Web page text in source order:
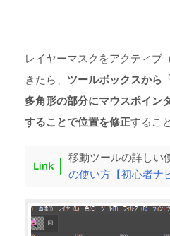
レイヤーマスクをアクティブ
きたら、 ツールボックスから
多角形の部分にマウスポイン
することで位置を修正するこ
移動ツールの詳しい
の使い方【初心者ナ